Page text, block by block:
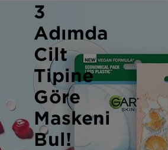
3
Adımda
Cilt
Tipine
Göre
Maskeni
Bul!